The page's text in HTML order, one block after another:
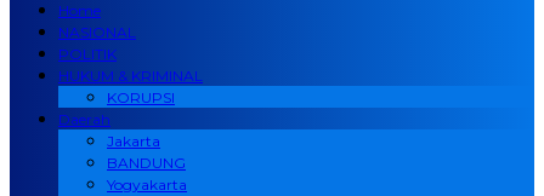
Home
NASIONAL
POLITIK
HUKUM & KRIMINAL
KORUPSI
Daerah
Jakarta
BANDUNG
Yogyakarta